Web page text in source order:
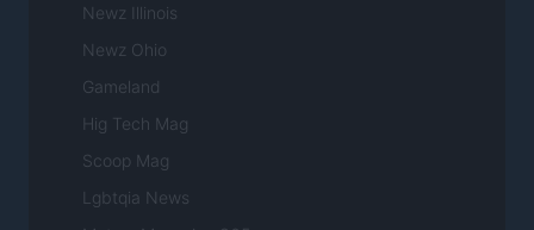
Newz Illinois
Newz Ohio
Gameland
Hig Tech Mag
Scoop Mag
Lgbtqia News